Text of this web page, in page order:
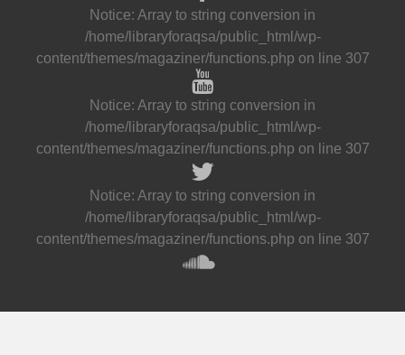
Notice: Array to string conversion in
/home/libraryforaqsa/public_html/wp-
content/themes/magaziner/functions.php on line 307
Notice: Array to string conversion in
/home/libraryforaqsa/public_html/wp-
content/themes/magaziner/functions.php on line 307
Notice: Array to string conversion in
/home/libraryforaqsa/public_html/wp-
content/themes/magaziner/functions.php on line 307